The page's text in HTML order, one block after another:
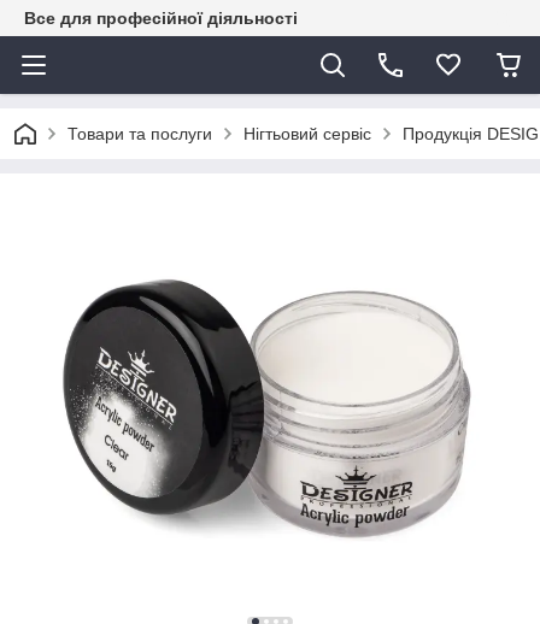
Все для професійної діяльності
Товари та послуги Нігтьовий сервіс Продукція